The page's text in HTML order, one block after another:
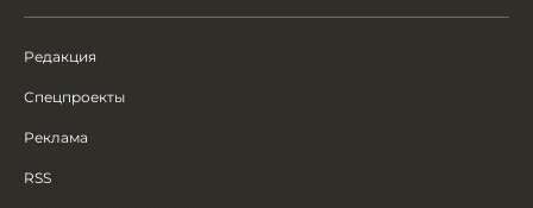
Редакция
Спецпроекты
Реклама
RSS